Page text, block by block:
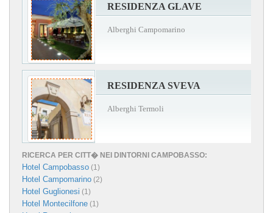
RESIDENZA GLAVE
Alberghi Campomarino
RESIDENZA SVEVA
Alberghi Termoli
RICERCA PER CITT� NEI DINTORNI CAMPOBASSO:
Hotel Campobasso (1)
Hotel Campomarino (2)
Hotel Guglionesi (1)
Hotel Montecilfone (1)